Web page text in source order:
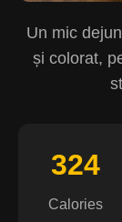
Un mic
și colorat,
324
Calories